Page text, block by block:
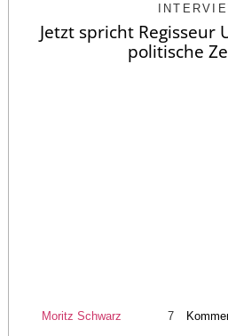
Jetzt spricht Regisseur
politische
Moritz Schwarz 7